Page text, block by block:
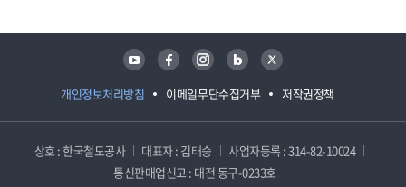
개인정보처리방침 이메일무단수집거부 저작권정책
유튜브 페이스북 인스타그램 블로그 트위터
상호 : 한국철도공사 대표자 : 김태승
사업자등록 : 314-82-10024
통신판매업신고 : 대전 동구-0233호